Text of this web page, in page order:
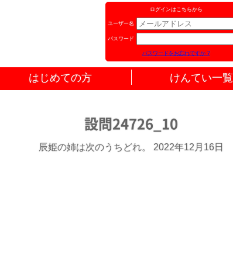
ログインはこちらから
ユーザー名
パスワード
パスワードをお忘れですか ?
はじめての方 けんてい一覧
設問24726_10
辰姫の姉は次のうちどれ。 2022年12月16日